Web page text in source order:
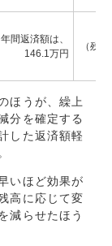
年間返済額は、
146.1万円
（残
ほうが、繰上
分を確定する
した返済額軽
いほど効果が
高に応じて変
減らせたほう